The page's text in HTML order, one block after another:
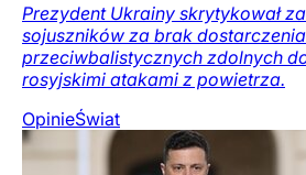
Prezydent Ukrainy skrytykował
sojuszników za brak
przeciwbalistycznych zdolnych
rosyjskimi atakami z powietrza.
OpinieŚwiat